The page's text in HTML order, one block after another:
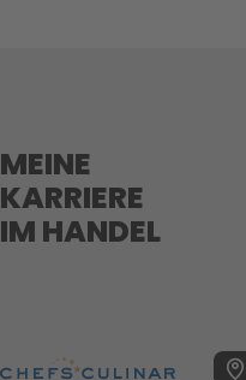
MEINE
KARRIERE
IM HANDEL